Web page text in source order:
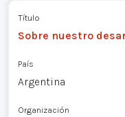
Título
Sobre nuestro
País
Argentina
Organización